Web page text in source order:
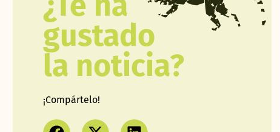
gustado
la noticia?
¡Compártelo!